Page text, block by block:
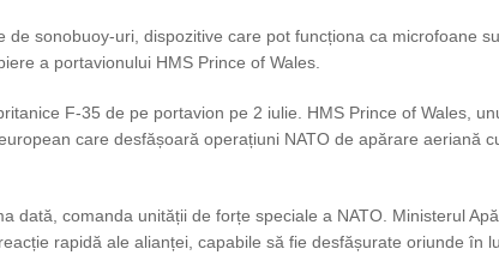
sonobuoy-uri, dispozitive care pot funcționa ca microfoane
a portavionului HMS Prince of Wales.
F-35 de pe portavion pe 2 iulie. HMS Prince of Wales,
care desfășoară operațiuni NATO de apărare aeriană
dată, comanda unității de forțe speciale a NATO. Ministerul
rapidă ale alianței, capabile să fie desfășurate oriunde în